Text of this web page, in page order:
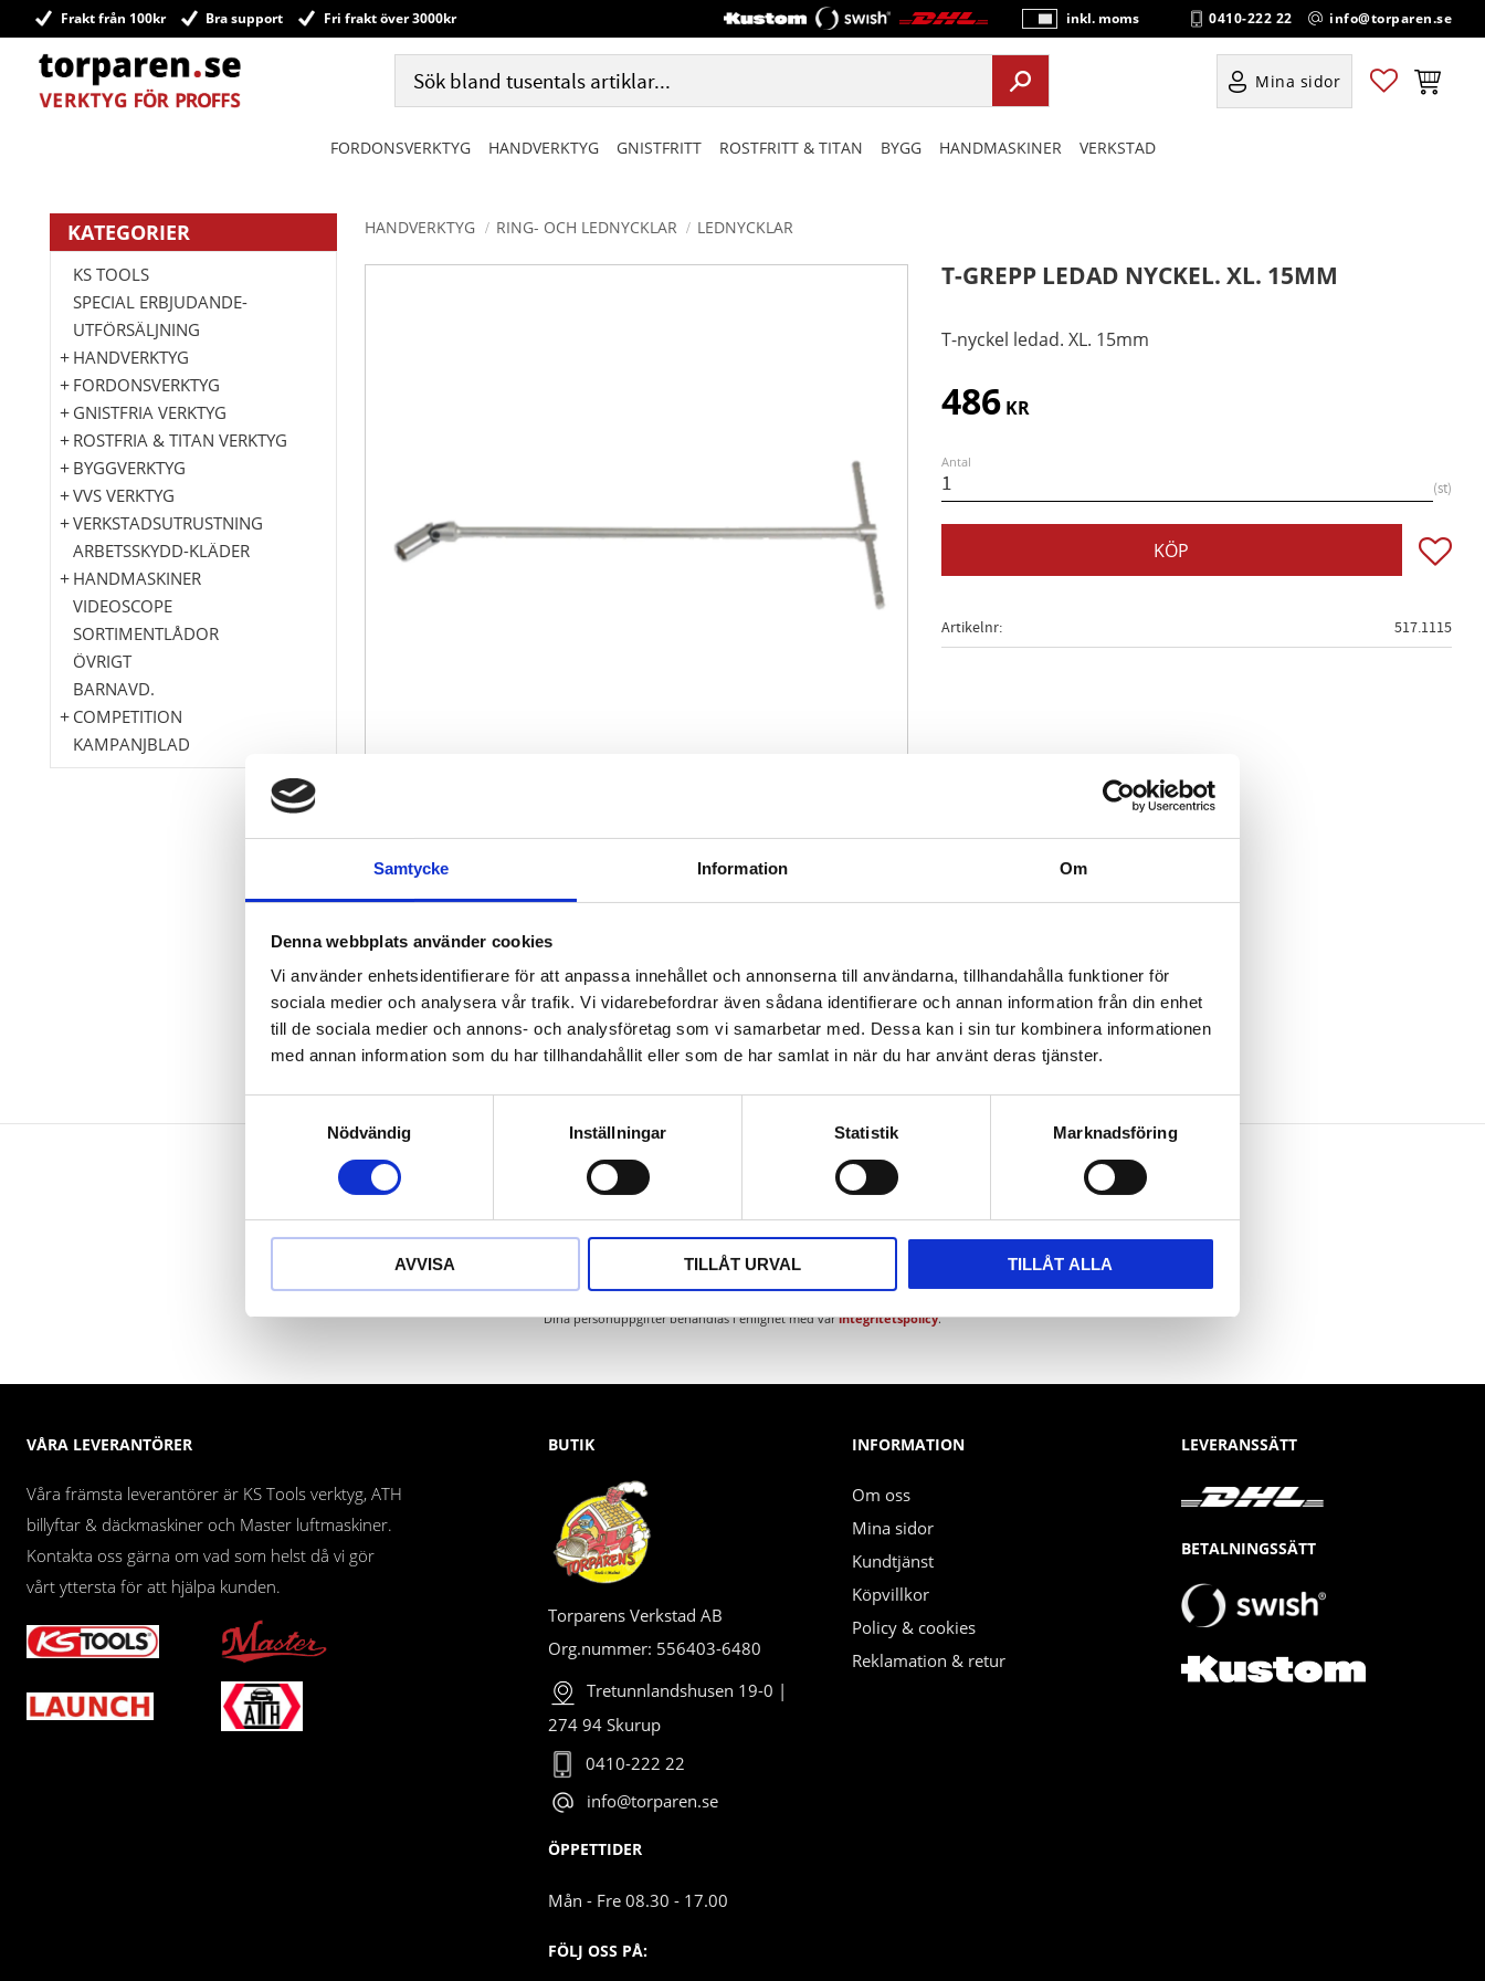
Samtycke Information Om
Denna webbplats använder cookies
Vi använder enhetsidentifierare för att anpassa innehållet och annonserna till användarna, tillhandahålla funktioner för
sociala medier och analysera vår trafik. Vi vidarebefordrar även sådana identifierare och annan information från din enhet
till de sociala medier och annons- och analysföretag som vi samarbetar med. Dessa kan i sin tur kombinera informationen
med annan information som du har tillhandahållit eller som de har samlat in när du har använt deras tjänster.
Nödvändig
Inställningar Statistik Marknadsföring
AVVISA TILLÅT URVAL TILLÅT ALLA
Frakt från 100kr Bra support Fri frakt över 3000kr
P
ri
s
e
vi
inkl. moms 0410-222 22 info@torparen.se
Mina sidor Favoriter
FORDONSVERKTYG HANDVERKTYG GNISTFRITT ROSTFRITT & TITAN BYGG HANDMASKINER VERKSTAD
HANDVERKTYG RING- OCH LEDNYCKLAR LEDNYCKLAR
T-GREPP LEDAD NYCKEL. XL. 15MM
T-nyckel ledad. XL. 15mm
486KR
Antal
st
KÖP Lägg
Artikelnr 517.1115
6-kant
Matt satinerat
Krom vanadium
KATEGORIER
KS TOOLS
SPECIAL ERBJUDANDE-
UTFÖRSÄLJNING
HANDVERKTYG
FORDONSVERKTYG
GNISTFRIA VERKTYG
ROSTFRIA & TITAN VERKTYG
BYGGVERKTYG
VVS VERKTYG
VERKSTADSUTRUSTNING
ARBETSSKYDD-KLÄDER
HANDMASKINER
VIDEOSCOPE
SORTIMENTLÅDOR
ÖVRIGT
BARNAVD.
COMPETITION
KAMPANJBLAD
Dina personuppgifter behandlas i enlighet med vårintegritetspolicy.
VÅRA LEVERANTÖRER
Våra främsta leverantörer är KS Tools verktyg, ATH
billyftar & däckmaskiner och Master luftmaskiner.
Kontakta oss gärna om vad som helst då vi gör
vårt yttersta för att hjälpa kunden.
BUTIK
Torparens Verkstad AB
Org.nummer: 556403-6480
Tretunnlandshusen 19-0 |
274 94 Skurup
0410-222 22
info@torparen.se
ÖPPETTIDER
Mån - Fre 08.30 - 17.00
FÖLJ OSS PÅ:
INFORMATION
Om oss
Mina sidor
Kundtjänst
Köpvillkor
Policy & cookies
Reklamation & retur
LEVERANSSÄTT
BETALNINGSSÄTT